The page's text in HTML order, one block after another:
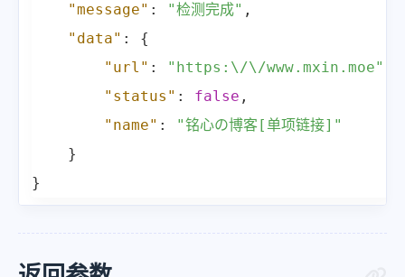
"message" : "检测完成" ,
"data" :
{
"url" : "https:\/\/www.mxin.moe"
"status" : false ,
"name" :
"铭心の博客[单项链接]"
}
}